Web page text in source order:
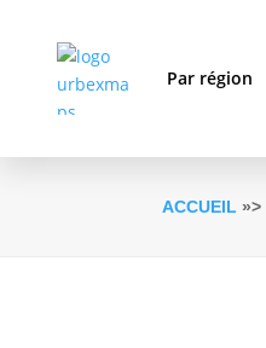
Par région
ACCUEIL »>